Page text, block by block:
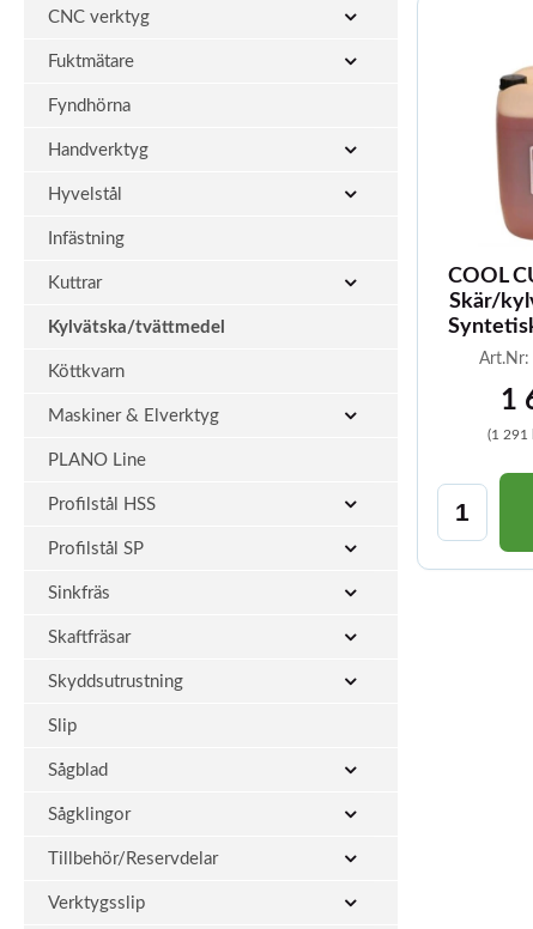
CNC verktyg
Fuktmätare
Fyndhörna
Handverktyg
Hyvelstål
Infästning
Kuttrar
Kylvätska/tvättmedel
Köttkvarn
Maskiner & Elverktyg
PLANO Line
Profilstål HSS
Profilstål SP
Sinkfräs
Skaftfräsar
Skyddsutrustning
Slip
Sågblad
Sågklingor
Tillbehör/Reservdelar
Verktygsslip
COOL
Skär/
Art.Nr:
1
(1 291